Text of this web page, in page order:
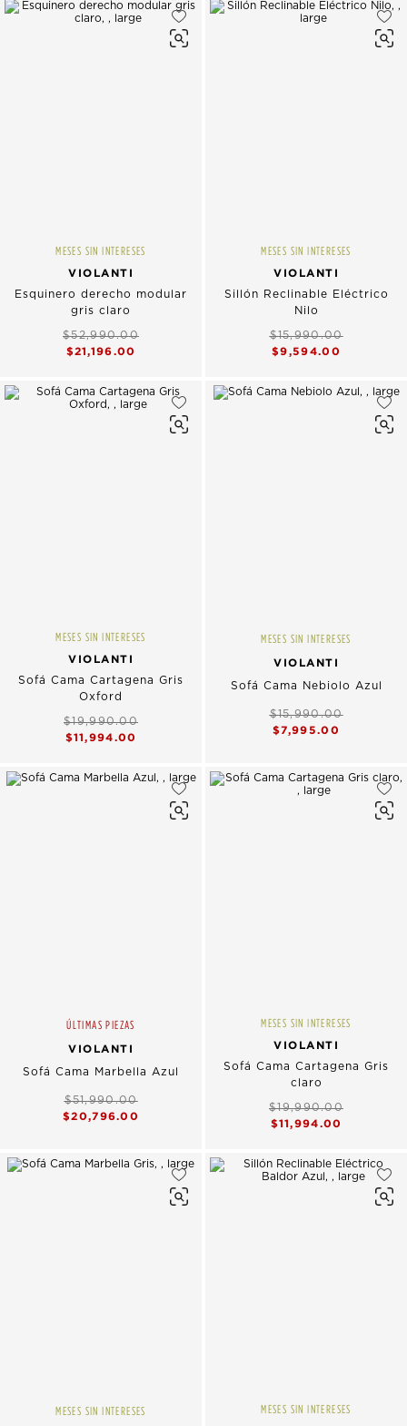
MESES SIN INTERESES
VIOLANTI
Esquinero derecho modular
gris claro
$52,990.00
$21,196.00
MESES SIN INTERESES
VIOLANTI
Sillón Reclinable Eléctrico
Nilo
$15,990.00
$9,594.00
MESES SIN INTERESES
VIOLANTI
Sofá Cama Cartagena Gris
Oxford
$19,990.00
$11,994.00
MESES SIN INTERESES
VIOLANTI
Sofá Cama Nebiolo Azul
$15,990.00
$7,995.00
ÚLTIMAS PIEZAS
VIOLANTI
Sofá Cama Marbella Azul
$51,990.00
$20,796.00
MESES SIN INTERESES
VIOLANTI
Sofá Cama Cartagena Gris
claro
$19,990.00
$11,994.00
MESES SIN INTERESES MESES SIN INTERESES